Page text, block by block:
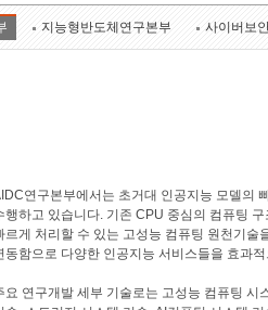
지능형반도체연구본부 사이버보
연구본부에서는 초거대 인공지능 모델의
행하고 있습니다. 기존 CPU 중심의 컴퓨팅
르게 처리할 수 있는 고성능 컴퓨팅 원천기
동함으로 다양한 인공지능 서비스들을 효과
요 연구개발 세부 기술로는 고성능 컴퓨팅 시